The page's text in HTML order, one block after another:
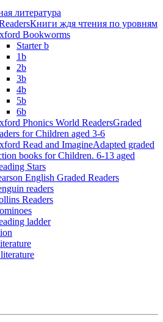
литература
Книги ждя чтения по уровням
Bookworms
Starter b
1b
2b
3b
4b
5b
6b
Phonics World ReadersGraded
for Children aged 3-6
Read and ImagineAdapted graded
books for Children. 6-13 aged
Stars
English Graded Readers
readers
Readers
ladder